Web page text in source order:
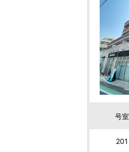
号室
201